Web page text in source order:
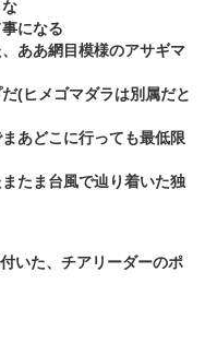
になる
ああ網目模様のアサギマ
(ヒメゴマダラは別属だと
あどこに行っても最低限
たま台風で辿り着いた独
いた、チアリーダーのポ